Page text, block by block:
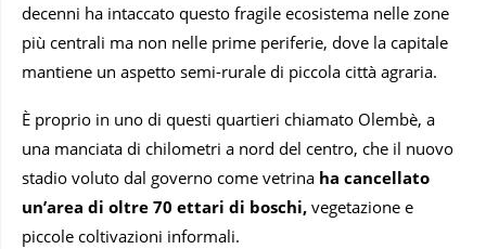
decenni ha intaccato questo fragile ecosistema nelle zone
più centrali ma non nelle prime periferie, dove la capitale
mantiene un aspetto semi-rurale di piccola città agraria.
È proprio in uno di questi quartieri chiamato Olembè, a
una manciata di chilometri a nord del centro, che il nuovo
stadio voluto dal governo come vetrina ha cancellato
un’area di oltre 70 ettari di boschi, vegetazione e
piccole coltivazioni informali.